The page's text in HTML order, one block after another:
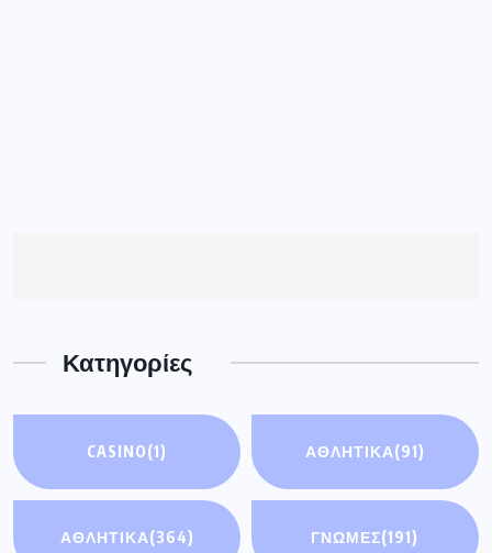
Κατηγορίες
CASINO(1) ΑΘΛΗΤΙΚΆ(91)
ΑΘΛΗΤΙΚΑ(364) ΓΝΩΜΕΣ(191)